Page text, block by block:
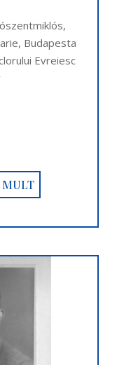
Budapesta
Evreiesc
MULT